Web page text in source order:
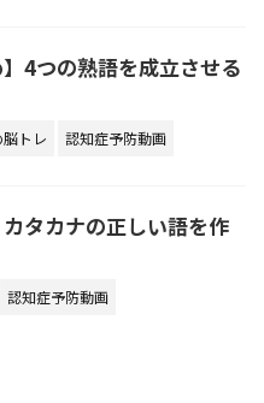
】4つの熟語を成立させる
トレ 認知症予防動画
カタカナの正しい語を作
認知症予防動画